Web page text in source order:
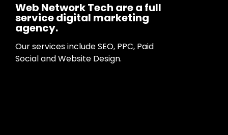
Web Network Tech are a full
service digital marketing
agency.
Our services include SEO, PPC, Paid
Social and Website Design.